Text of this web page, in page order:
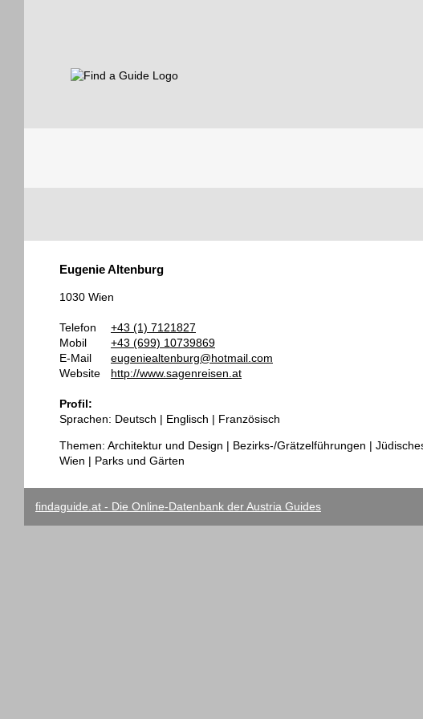
Guides
Eugenie Altenburg
1030 Wien
Telefon
+43 (1) 7121827
Mobil
+43 (699) 10739869
E-Mail
eugeniealtenburg@hotmail.com
Website
http://www.sagenreisen.at
Profil:
Sprachen: Deutsch | Englisch | Französisch
Themen: Architektur und Design | Bezirks-/Grätzelführungen |
Wien | Parks und Gärten
findaguide.at - Die Online-Datenbank der Austria Guides